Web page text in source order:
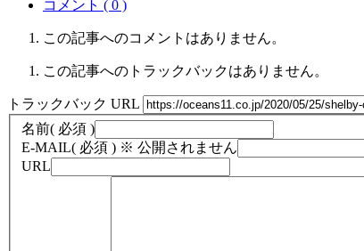
コメント ( 0 )
この記事へのコメントはありません。
この記事へのトラックバックはありません。
トラックバック URL
名前( 必須 )
E-MAIL( 必須 ) ※ 公開されません
URL